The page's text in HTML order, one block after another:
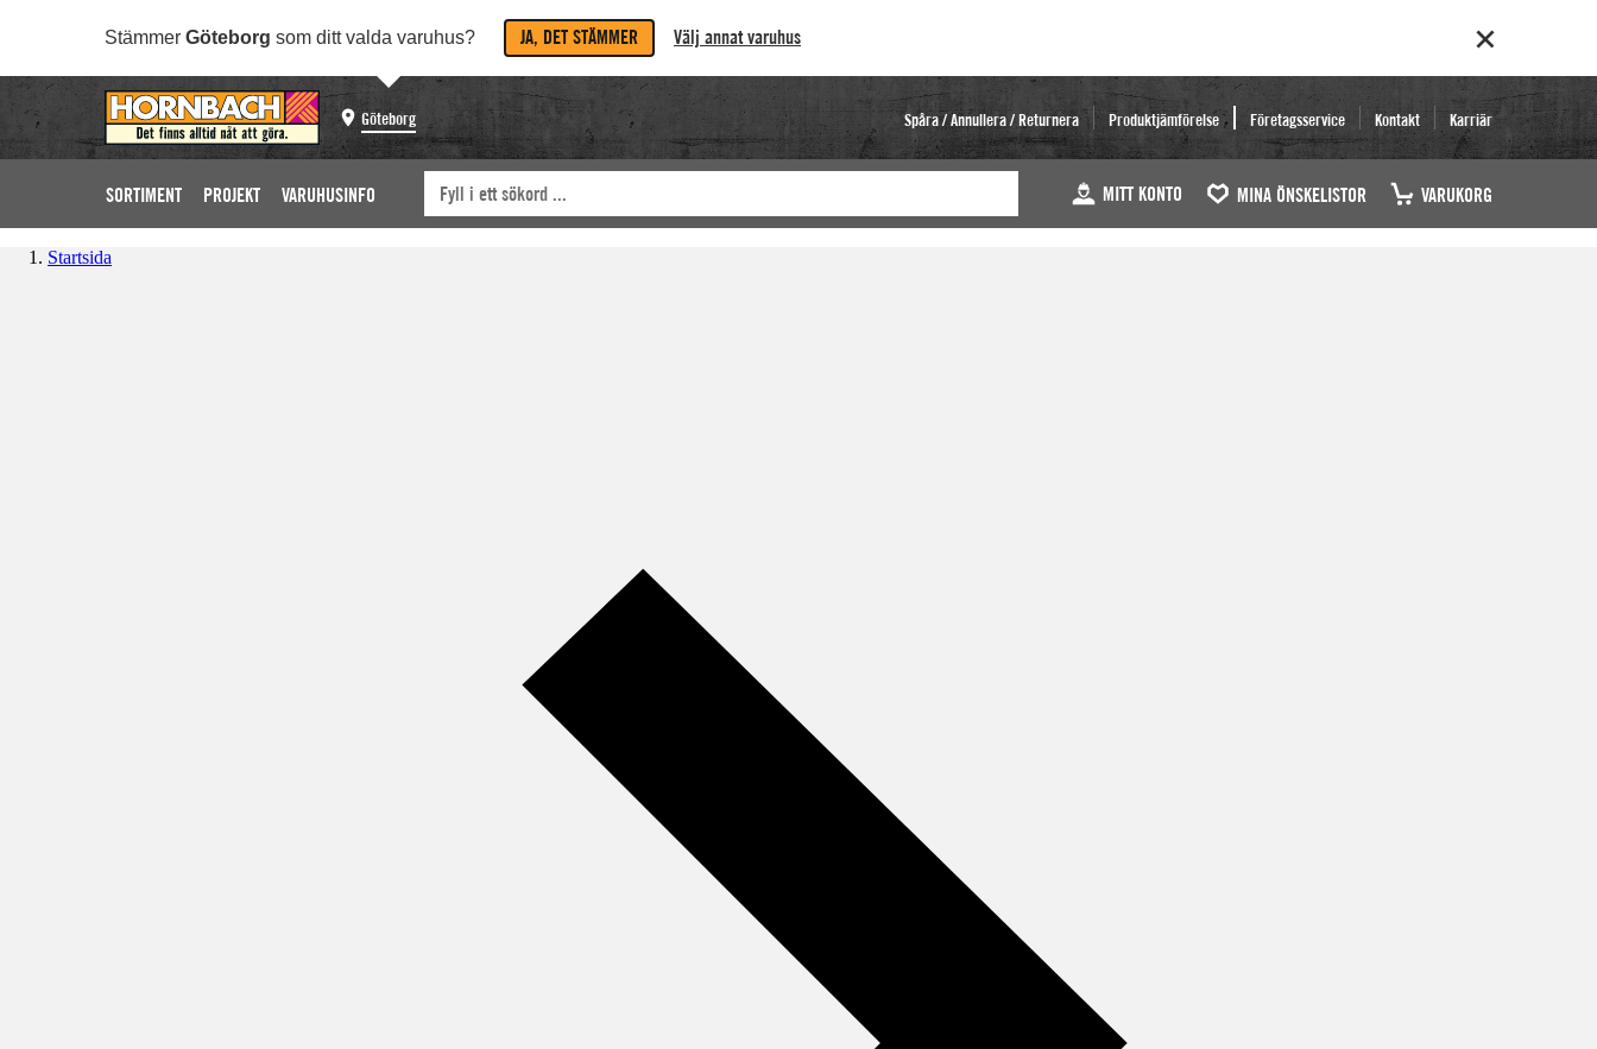
Stämmer Göteborg som ditt valda varuhus? JA, DET STÄMMER Välj annat varuhus
Göteborg Spåra / Annullera / Returnera Produktjämförelse Företagsservice Kontakt Karriär
SORTIMENT PROJEKT VARUHUSINFO MITT KONTO MINA ÖNSKELISTOR VARUKORG
Startsida